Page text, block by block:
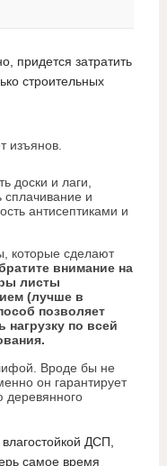
придется затратить
строительных
изъянов.
доски и лаги,
сплачивание и
антисептиками и
которые сделают
внимание на
листы
(лучше в
позволяет
нагрузку по всей
Вроде бы не
он гарантирует
деревянного
ДСП,
самое время